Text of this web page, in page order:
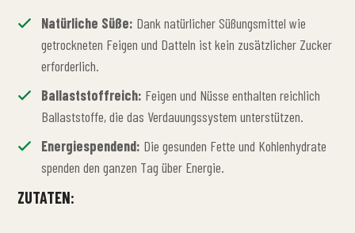
Natürliche Süße: Dank natürlicher Süßungsmittel wie
getrockneten Feigen und Datteln ist kein zusätzlicher Zucker
erforderlich.
Ballaststoffreich: Feigen und Nüsse enthalten reichlich
Ballaststoffe, die das Verdauungssystem unterstützen.
Energiespendend: Die gesunden Fette und Kohlenhydrate
spenden den ganzen Tag über Energie.
ZUTATEN: